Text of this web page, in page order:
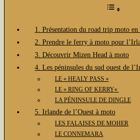
1. Présentation du road trip moto
2. Prendre le ferry à moto pour
3. Découvrir Mizen Head à moto
4. Les péninsules du sud ouest de
LE « HEALY PASS »
LE « RING OF KERRY«
LA PÉNINSULE DE DINGLE
5. Irlande de l’Ouest à moto
LES FALAISES DE MOHER
LE CONNEMARA